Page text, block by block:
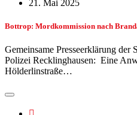
21. Mai 2025
Bottrop: Mordkommission nach
Gemeinsame Presseerklärung der
Polizei Recklinghausen: Eine
Hölderlinstraße…